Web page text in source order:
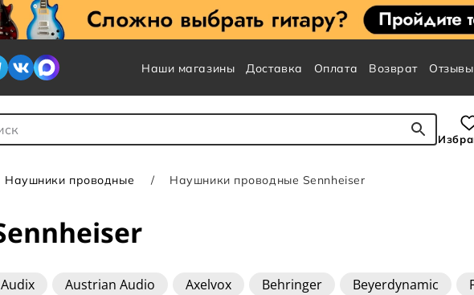
Наши магазины Доставка Оплата Возврат Отзывы
для Поиска
Наушники проводные Наушники проводные Sennheiser
Audix Austrian Audio Axelvox Behringer Beyerdynamic